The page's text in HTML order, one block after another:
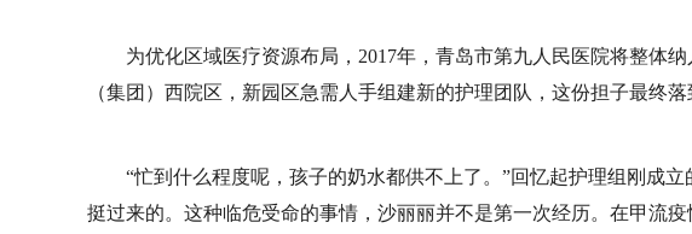
为优化区域医疗资源布局，2017年，青岛市第九人民医院将整体
（集团）西院区，新园区急需人手组建新的护理团队，这份担子最终
“忙到什么程度呢，孩子的奶水都供不上了。”回忆起护理组刚成
挺过来的。这种临危受命的事情，沙丽丽并不是第一次经历。在甲流